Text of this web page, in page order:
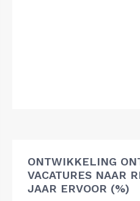
ONTWIKKELING
VACATURES NAAR
JAAR ERVOOR (%)